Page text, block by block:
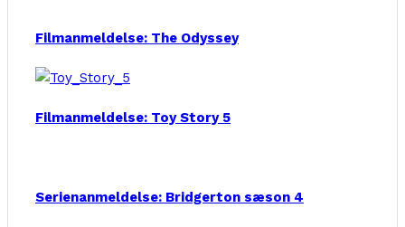
Filmanmeldelse: The Odyssey
Filmanmeldelse: Toy Story 5
Serienanmeldelse: Bridgerton sæson 4